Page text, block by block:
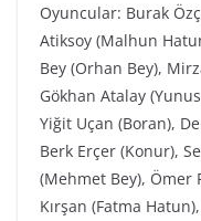
Oyuncular: Burak
Atiksoy (Malhun
Bey (Orhan Bey),
Gökhan Atalay
Yiğit Uçan (Boran),
Berk Erçer (Konur),
(Mehmet Bey), Ömer
Kırşan (Fatma